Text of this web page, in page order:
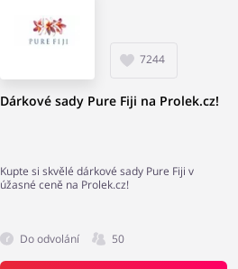
7244
Dárkové sady Pure Fiji na Prolek.cz!
Kupte si skvělé dárkové sady Pure Fiji v
úžasné ceně na Prolek.cz!
Do odvolání 50